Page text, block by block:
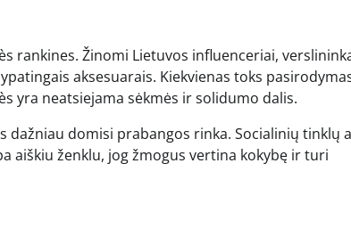
rankines. Žinomi Lietuvos influenceriai,
aksesuarais. Kiekvienas toks
yra neatsiejama sėkmės ir solidumo dalis.
dažniau domisi prabangos rinka. Socialinių tinklų
aiškiu ženklu, jog žmogus vertina kokybę ir turi